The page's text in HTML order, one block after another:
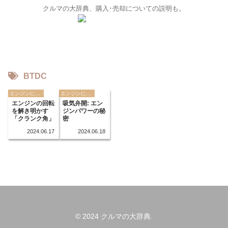
クルマの大辞典、購入･売却についての説明も。
BTDC
エンジンの回転
を解き明かす
「クランク角」
2024.06.17
吸気弁開: エン
ジンパワーの秘
密
2024.06.18
© 2024 クルマの大辞典.